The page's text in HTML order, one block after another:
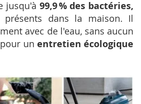
jusqu'à 99,9 % des bactéries,
dans la maison. Il
avec de l'eau, sans aucun
un entretien écologique